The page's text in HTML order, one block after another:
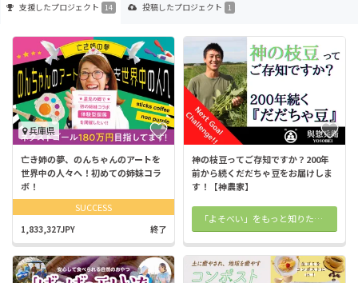
支援したプロジェクト 14 投稿したプロジェクト 1
兵庫県
亡き姉の夢、のんちゃんのアートを
世界中の人々へ！初めての姉妹コラ
ボ！
SUCCESS
1,833,327JPY 終了
神の枝豆ってご存知ですか？200年
前から続くだだちゃ豆をお届けしま
す！【神農家】
「よそべい」をもっと知りたい方 こちらで知れます